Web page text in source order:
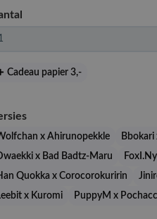
Cadeau papier 3,-
x Ahirunopekkle
x Bad Badtz-Maru
Quokka x Corocorokuririn
x Kuromi
PuppyM x